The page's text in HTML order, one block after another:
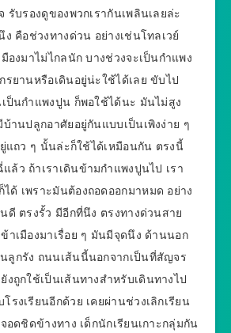
รับรองดูของพวกเรากันเพลินเลยล่ะ
ง คือช่วงทางด่วน อย่างเช่นโทลเวย์
องมาไม่ไกลนัก บางช่วงจะเป็นกำแพง
รยานหรือเดินอยู่น่ะใช้ได้เลย ขับไป
ป็นกำแพงปูน ก็พอใช้ได้นะ มันไม่สูง
บ้านปลูกอาศัยอยู่กันแบบเป็นเพิงง่าย ๆ
แถว ๆ นั้นล่ะก็ใช้ได้เหมือนกัน ตรงนี้
ล้ว ถ้าเราเดินข้ามกำแพงปูนไป เรา
ด้ เพราะมันต้องถอดออกมาหมด อย่าง
ดี ตรงรั้ว มีอีกที่นึง ตรงทางด่วนสาย
าเมืองมาเรื่อย ๆ มันมีจุดนึง ด้านนอก
ลูกรัง ถนนเส้นนี้นอกจากเป็นที่สัญจร
งถูกใช้เป็นเส้นทางสำหรับเดินทางไป
รงเรียนอีกด้วย เคยผ่านช่วงเลิกเรียน
อดชิดข้างทาง เด็กนักเรียนเกาะกลุ่มกัน